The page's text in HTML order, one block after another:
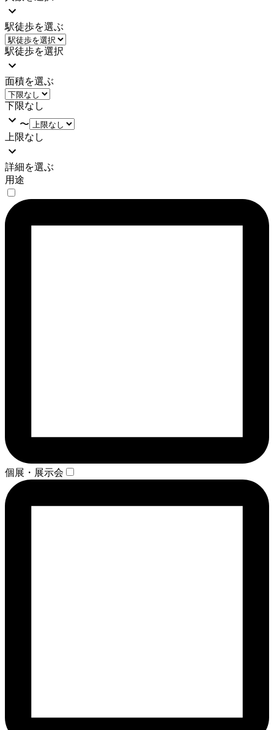
駅徒歩を選ぶ
駅徒歩を選択
面積を選ぶ
下限なし
〜
上限なし
詳細を選ぶ
用途
個展・展示会